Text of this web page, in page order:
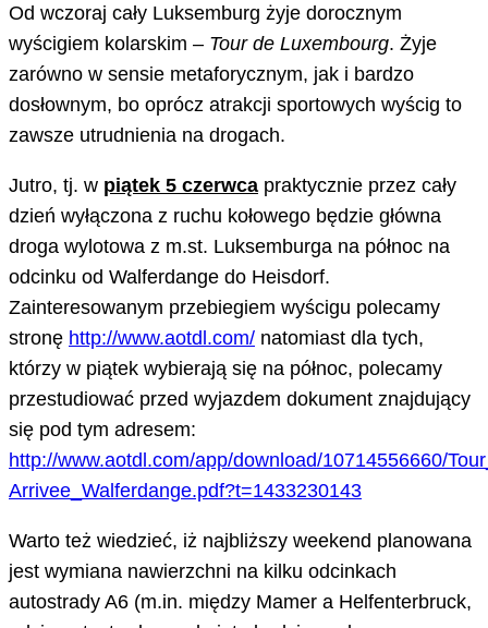
Od wczoraj cały Luksemburg żyje dorocznym
wyścigiem kolarskim – Tour de Luxembourg. Żyje
zarówno w sensie metaforycznym, jak i bardzo
dosłownym, bo oprócz atrakcji sportowych wyścig to
zawsze utrudnienia na drogach.
Jutro, tj. w piątek 5 czerwca praktycznie przez cały
dzień wyłączona z ruchu kołowego będzie główna
droga wylotowa z m.st. Luksemburga na północ na
odcinku od Walferdange do Heisdorf.
Zainteresowanym przebiegiem wyścigu polecamy
stronę http://www.aotdl.com/ natomiast dla tych,
którzy w piątek wybierają się na północ, polecamy
przestudiować przed wyjazdem dokument znajdujący
się pod tym adresem:
http://www.aotdl.com/app/download/10714556660/
Arrivee_Walferdange.pdf?t=1433230143
Warto też wiedzieć, iż najbliższy weekend planowana
jest wymiana nawierzchni na kilku odcinkach
autostrady A6 (m.in. między Mamer a Helfenterbruck,